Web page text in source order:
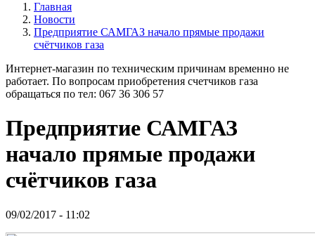
Главная
Новости
Предприятие САМГАЗ начало прямые продажи
счётчиков газа
Интернет-магазин по техническим причинам временно не
работает. По вопросам приобретения счетчиков газа
обращаться по тел: 067 36 306 57
Предприятие САМГАЗ
начало прямые продажи
счётчиков газа
09/02/2017 - 11:02